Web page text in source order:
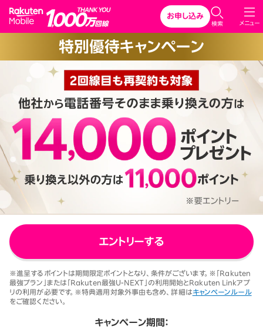
Rakuten Mobile
メニュー
検索
お申し込み
特別優待キャンペーン
エントリーする
※進呈するポイントは期間限定ポイントとなり、条件がございます。※「Rakuten
最強プラン」または「Rakuten最強U-NEXT」の利用開始とRakuten Linkアプ
リの利用が必要です。※特典適用対象外事由も含め、詳細はキャンペーンルール
をご確認ください。
キャンペーン期間：
※1 同一名義で累計5回線以上ご契約の場合、2025年11月19日より1回
線につき3,500円（税込3,850円、開通翌々月に確定）。「累計」とは、楽
天モバイルがサービスを本格開始した2020年4月8日以降に契約され
たすべての回線（解約済みの回線も含む）の合計数を指します。
C
l
s
e